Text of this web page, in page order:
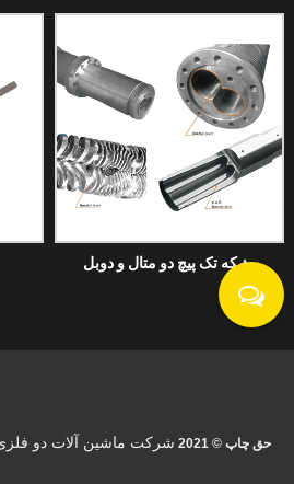
بشکه تک پیچ دو متال و دوبل
حق چاپ © 2021 شرکت ماشین آلات دو